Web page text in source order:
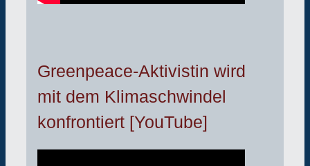
Greenpeace-Aktivistin wird
mit dem Klimaschwindel
konfrontiert [YouTube]